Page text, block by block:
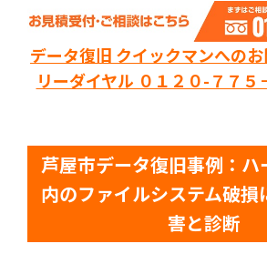
データ復旧 クイックマンへの
リーダイヤル ０１２０-７７５
芦屋市データ復旧事例：ハ
内のファイルシステム破損
害と診断